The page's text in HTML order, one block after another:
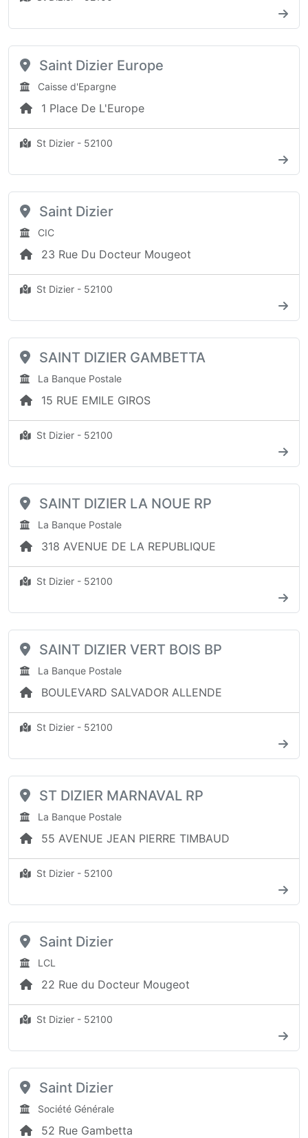
Saint Dizier Europe
Caisse d'Epargne
1 Place De L'Europe
St Dizier - 52100
Saint Dizier
CIC
23 Rue Du Docteur Mougeot
St Dizier - 52100
SAINT DIZIER GAMBETTA
La Banque Postale
15 RUE EMILE GIROS
St Dizier - 52100
SAINT DIZIER LA NOUE RP
La Banque Postale
318 AVENUE DE LA REPUBLIQUE
St Dizier - 52100
SAINT DIZIER VERT BOIS BP
La Banque Postale
BOULEVARD SALVADOR ALLENDE
St Dizier - 52100
ST DIZIER MARNAVAL RP
La Banque Postale
55 AVENUE JEAN PIERRE TIMBAUD
St Dizier - 52100
Saint Dizier
LCL
22 Rue du Docteur Mougeot
St Dizier - 52100
Saint Dizier
Société Générale
52 Rue Gambetta